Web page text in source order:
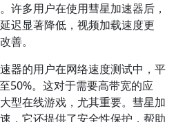
许多用户在使用彗星加速器后，
迟显著降低，视频加载速度更
善。
器的用户在网络速度测试中，平
50%。这对于需要高带宽的应
型在线游戏，尤其重要。彗星加
，它还提供了安全性保护，帮助